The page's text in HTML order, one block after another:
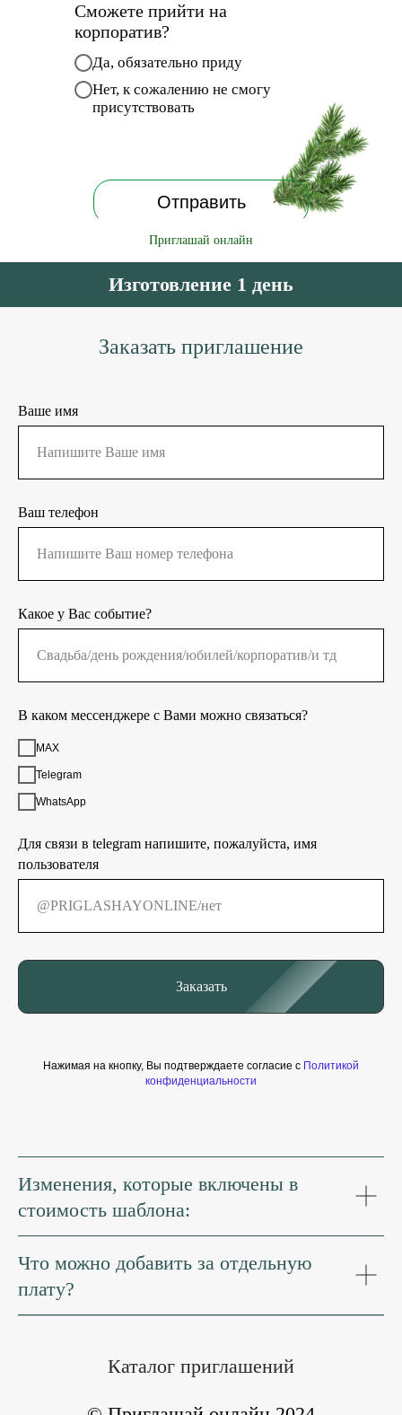
Сможете прийти на
корпоратив?
Да, обязательно приду
Нет, к сожалению не смогу
присутствовать
Отправить
Приглашай онлайн
Изготовление 1 день
Заказать приглашение
Ваше имя
Ваш телефон
Какое у Вас событие?
В каком мессенджере с Вами можно связаться?
MAX
Telegram
WhatsApp
Для связи в telegram напишите, пожалуйста, имя
пользователя
Заказать
Нажимая на кнопку, Вы подтверждаете согласие с Политикой
конфиденциальности
Изменения, которые включены в
стоимость шаблона:
Что можно добавить за отдельную
плату?
Каталог приглашений